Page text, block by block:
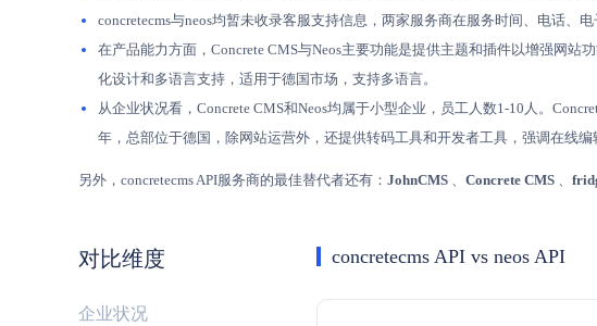
concretecms与neos均暂未收录客服支持信息，两家服务商在服务时间、电话、
在产品能力方面，Concrete CMS与Neos主要功能是提供主题和插件以增强网
化设计和多语言支持，适用于德国市场，支持多语言。
从企业状况看，Concrete CMS和Neos均属于小型企业，员工人数1-10人。
年，总部位于德国，除网站运营外，还提供转码工具和开发者工具，强调在线编
另外，concretecms API服务商的最佳替代者还有： JohnCMS 、 Concrete CMS 、
对比维度
企业状况
concretecms API vs neos API